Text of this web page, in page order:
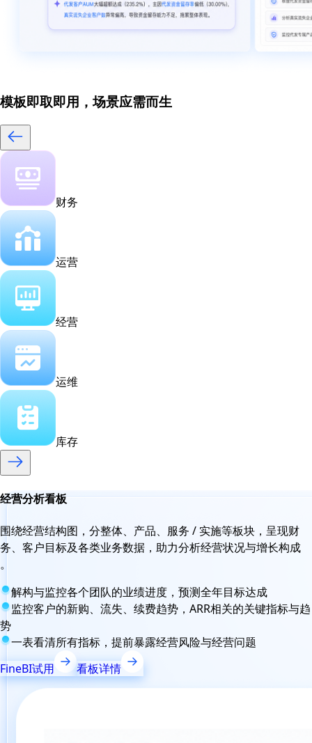
模板即取即用，场景应需而生
财务
运营
经营
运维
库存
经营分析看板
围绕经营结构图，分整体、产品、服务 / 实施等板块，呈现财
务、客户目标及各类业务数据，助力分析经营状况与增长构成
。
解构与监控各个团队的业绩进度，预测全年目标达成
监控客户的新购、流失、续费趋势，ARR相关的关键指标与趋
势
一表看清所有指标，提前暴露经营风险与经营问题
FineBI试用
看板详情